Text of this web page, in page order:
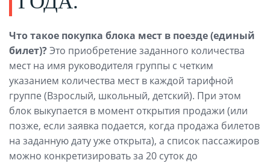
Что такое покупка блока мест в поезде (единый
билет)?Это приобретение заданного количества
мест на имя руководителя группы с четким
указанием количества мест в каждой тарифной
группе (Взрослый, школьный, детский). При этом
блок выкупается в момент открытия продажи (или
позже, если заявка подается, когда продажа билетов
на заданную дату уже открыта), а список пассажиров
можно конкретизировать за 20 суток до